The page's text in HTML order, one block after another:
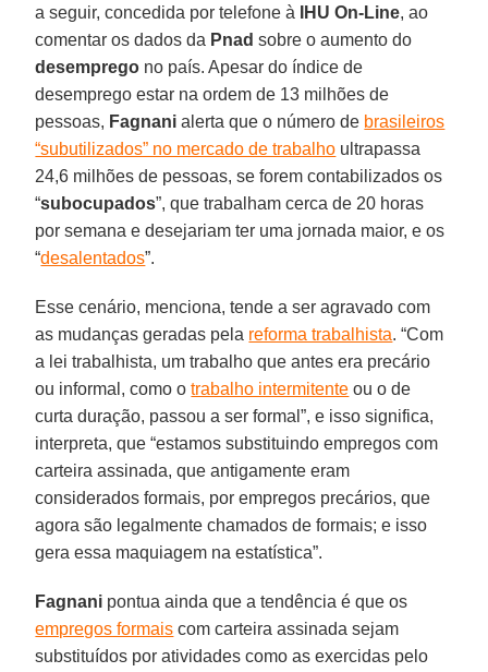
a seguir, concedida por telefone à
IHU On-Line, ao
comentar os dados da Pnad sobre o aumento do
desemprego no país. Apesar do índice de
desemprego estar na ordem de 13 milhões de
pessoas, Fagnani alerta que o número de brasileiros
“subutilizados” no mercado de trabalho ultrapassa
24,6 milhões de pessoas, se forem contabilizados os
“subocupados”, que trabalham cerca de 20 horas
por semana e desejariam ter uma jornada maior, e os
“desalentados”.
Esse cenário, menciona, tende a ser agravado com
as mudanças geradas pela reforma trabalhista. “Com
a lei trabalhista, um trabalho que antes era precário
ou informal, como otrabalho intermitente ou o de
curta duração, passou a ser formal”, e isso significa,
interpreta, que “estamos substituindo empregos com
carteira assinada, que antigamente eram
considerados formais, por empregos precários, que
agora são legalmente chamados de formais; e isso
gera essa maquiagem na estatística”.
Fagnani pontua ainda que a tendência é que os
empregos formais com carteira assinada sejam
substituídos por atividades como as exercidas pelo